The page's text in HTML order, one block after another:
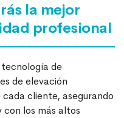
la mejor
profesional
de
de elevación
cliente, asegurando
con los más altos